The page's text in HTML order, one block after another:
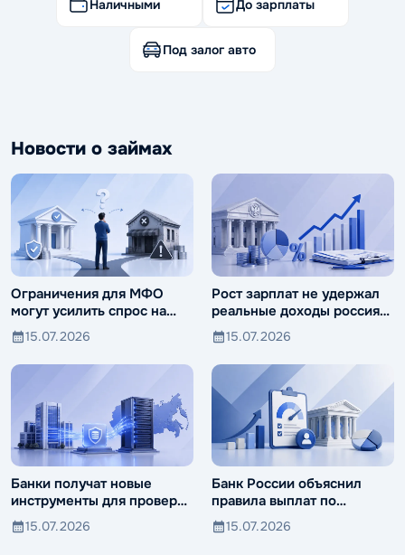
Наличными До зарплаты
Под залог авто
Новости о займах
Ограничения для МФО
могут усилить спрос на
ломбарды
15.07.2026
Рост зарплат не удержал
реальные доходы россиян
от падения
15.07.2026
Банки получат новые
инструменты для проверки
компаний и клиентов
15.07.2026
Банк России объяснил
правила выплат по
вкладам иностранцев
15.07.2026